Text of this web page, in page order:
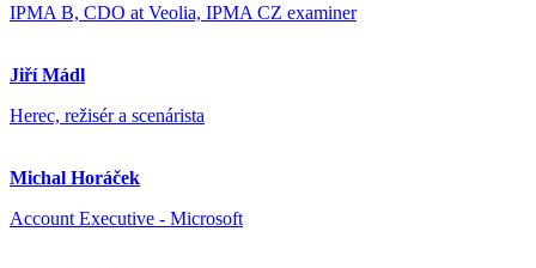
IPMA B, CDO at Veolia, IPMA CZ examiner
Jiří Mádl
Herec, režisér a scenárista
Michal Horáček
Account Executive - Microsoft